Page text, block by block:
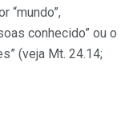
“mundo”,
conhecido” ou o
(veja Mt. 24.14;